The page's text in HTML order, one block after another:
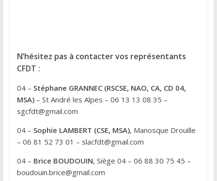
e
r
a
t
i
v
e
N’hésitez pas à contacter vos représentants
CFDT :
04 – Stéphane GRANNEC (RSCSE, NAO, CA, CD 04,
MSA)– St André les Alpes – 06 13 13 08 35 –
sgcfdt@gmail.com
04 – Sophie LAMBERT (CSE, MSA), Manosque Drouille
– 06 81 52 73 01 – slacfdt@gmail.com
04 – Brice BOUDOUIN, Siège 04 – 06 88 30 75 45 –
boudouin.brice@gmail.com